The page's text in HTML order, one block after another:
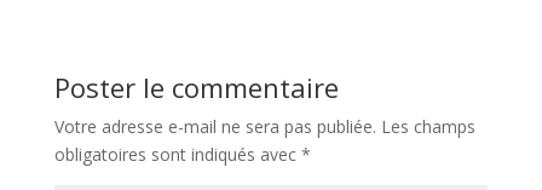
Poster le commentaire
Votre adresse e-mail ne sera pas publiée. Les champs
obligatoires sont indiqués avec *